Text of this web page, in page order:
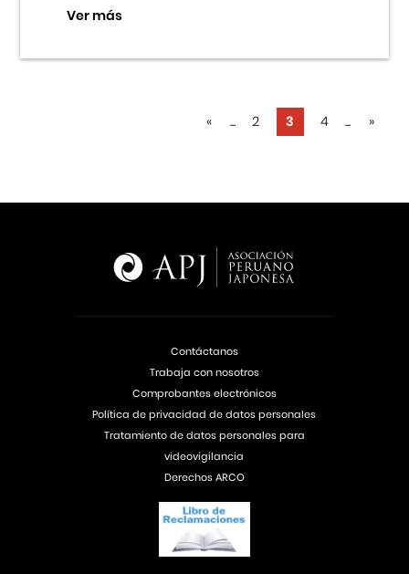
Ver más
« ... 2 3 4 ... »
Contáctanos
Trabaja con nosotros
Comprobantes electrónicos
Política de privacidad de datos personales
Tratamiento de datos personales para
videovigilancia
Derechos ARCO